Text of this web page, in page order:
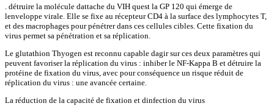
. détruire la molécule dattache du VIH quest la GP 120 qui émerge de
lenveloppe virale. Elle se fixe au récepteur CD4 à la surface des lymphocytes T,
et des macrophages pour pénétrer dans ces cellules cibles. Cette fixation du
virus permet sa pénétration et sa réplication.
Le glutathion Thyogen est reconnu capable dagir sur ces deux paramètres qui
peuvent favoriser la réplication du virus : inhiber le NF-Kappa B et détruire la
protéine de fixation du virus, avec pour conséquence un risque réduit de
réplication du virus : une avancée certaine.
La réduction de la capacité de fixation et dinfection du virus